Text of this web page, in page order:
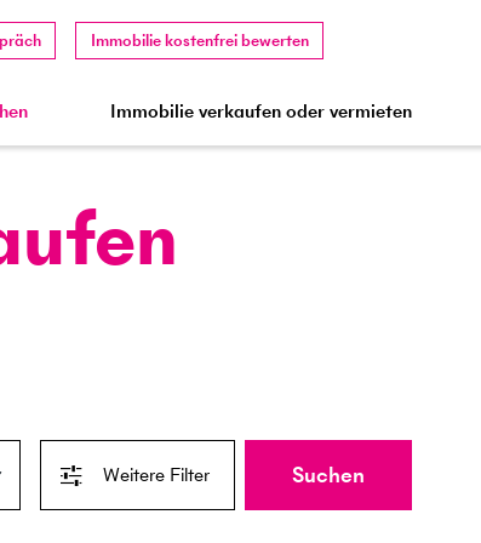
Immobilie kostenfrei bewerten
Immobilie verkaufen oder vermieten
Weitere Filter Suchen